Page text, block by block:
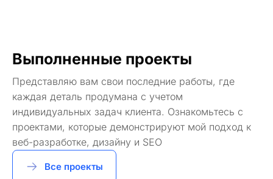
Выполненные проекты
Представляю вам свои последние работы, где
каждая деталь продумана с учетом
индивидуальных задач клиента. Ознакомьтесь с
проектами, которые демонстрируют мой подход к
веб-разработке, дизайну и SEO
Все проекты